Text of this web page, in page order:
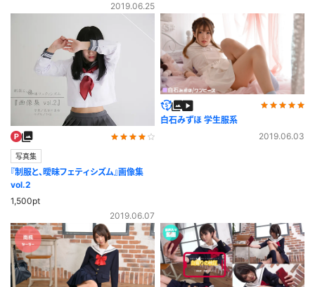
2019.06.25
写真集
『制服と、曖昧フェティシズム』画像集
vol.2
1,500pt
2019.06.07
白石みずほ 学生服系
2019.06.03